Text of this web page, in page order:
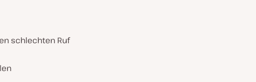
schlechten Ruf